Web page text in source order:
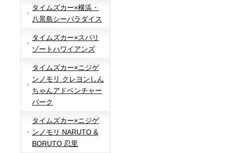
タイムズカー×横浜・
八景島シーパラダイス
タイムズカー×スパリ
ゾートハワイアンズ
タイムズカー×ニジゲ
ンノモリ クレヨンしん
ちゃんアドベンチャー
パーク
タイムズカー×ニジゲ
ンノモリ NARUTO &
BORUTO 忍里